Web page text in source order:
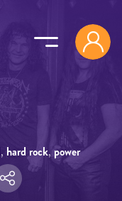
, hard rock, power